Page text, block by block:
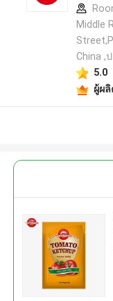
Middle
China ,
5.0
ผู้ผ